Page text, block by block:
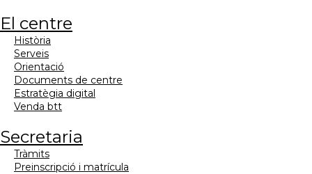
el centre
història
serveis
orientació
documents de centre
estratègia digital
venda btt
secretaria
tràmits
preinscripció i matrícula